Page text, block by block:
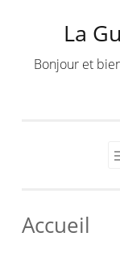
contenu
La
Bonjour et
Accueil